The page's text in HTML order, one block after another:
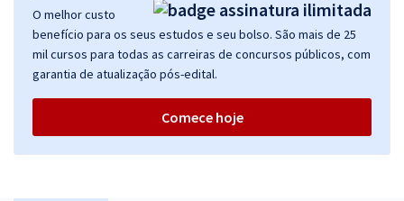
O melhor custo
benefício para os seus estudos e seu bolso. São mais de 25
mil cursos para todas as carreiras de concursos públicos, com
garantia de atualização pós-edital.
Comece hoje